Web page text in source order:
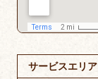
サービスエリア